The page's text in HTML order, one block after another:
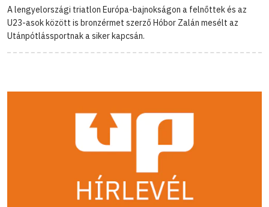
A lengyelországi triatlon Európa-bajnokságon a felnőttek és az
U23-asok között is bronzérmet szerző Hóbor Zalán mesélt az
Utánpótlássportnak a siker kapcsán.